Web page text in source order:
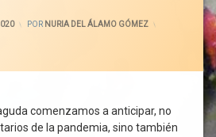
ACTUALIZADO EL 16 JUNIO 2020
POR NURIA DEL ÁLAMO GÓMEZ
comenzamos a anticipar, no
de la pandemia, sino también